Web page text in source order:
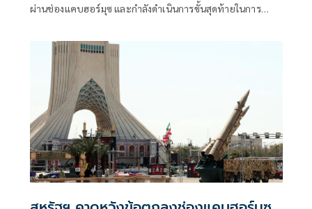
ผ่านช่องแคบฮอร์มุซ และกำลังดำเนินการขั้นสุดท้ายในการ
กล่าวเมื่อวันพุธที่ผ่านมา แม้ว่าเหตุการณ์ด้านความมั่นคงล่าสุด
จะเน้นย้ำถึงความเสี่ยงที่ยังคงมีอยู่สำหรับการขนส่งทางเรือใน
ภูมิภาคก็ตาม